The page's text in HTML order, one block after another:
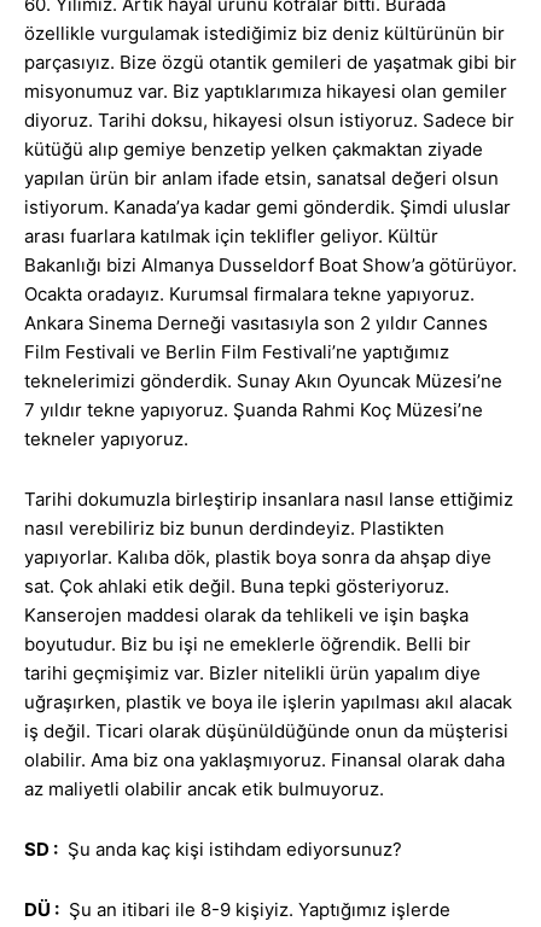
özellikle vurgulamak istediğimiz biz deniz kültürünün bir
parçasıyız. Bize özgü otantik gemileri de yaşatmak gibi bir
misyonumuz var. Biz yaptıklarımıza hikayesi olan gemiler
diyoruz. Tarihi doksu, hikayesi olsun istiyoruz. Sadece bir
kütüğü alıp gemiye benzetip yelken çakmaktan ziyade
yapılan ürün bir anlam ifade etsin, sanatsal değeri olsun
istiyorum. Kanada’ya kadar gemi gönderdik. Şimdi uluslar
arası fuarlara katılmak için teklifler geliyor. Kültür
Bakanlığı bizi Almanya Dusseldorf Boat Show’a götürüyor.
Ocakta oradayız. Kurumsal firmalara tekne yapıyoruz.
Ankara Sinema Derneği vasıtasıyla son 2 yıldır Cannes
Film Festivali ve Berlin Film Festivali’ne yaptığımız
teknelerimizi gönderdik. Sunay Akın Oyuncak Müzesi’ne
7 yıldır tekne yapıyoruz. Şuanda Rahmi Koç Müzesi’ne
tekneler yapıyoruz.
Tarihi dokumuzla birleştirip insanlara nasıl lanse ettiğimiz
nasıl verebiliriz biz bunun derdindeyiz. Plastikten
yapıyorlar. Kalıba dök, plastik boya sonra da ahşap diye
sat. Çok ahlaki etik değil. Buna tepki gösteriyoruz.
Kanserojen maddesi olarak da tehlikeli ve işin başka
boyutudur. Biz bu işi ne emeklerle öğrendik. Belli bir
tarihi geçmişimiz var. Bizler nitelikli ürün yapalım diye
uğraşırken, plastik ve boya ile işlerin yapılması akıl alacak
iş değil. Ticari olarak düşünüldüğünde onun da müşterisi
olabilir. Ama biz ona yaklaşmıyoruz. Finansal olarak daha
az maliyetli olabilir ancak etik bulmuyoruz.
SD : Şu anda kaç kişi istihdam ediyorsunuz?
DÜ : Şu an itibari ile 8-9 kişiyiz. Yaptığımız işlerde